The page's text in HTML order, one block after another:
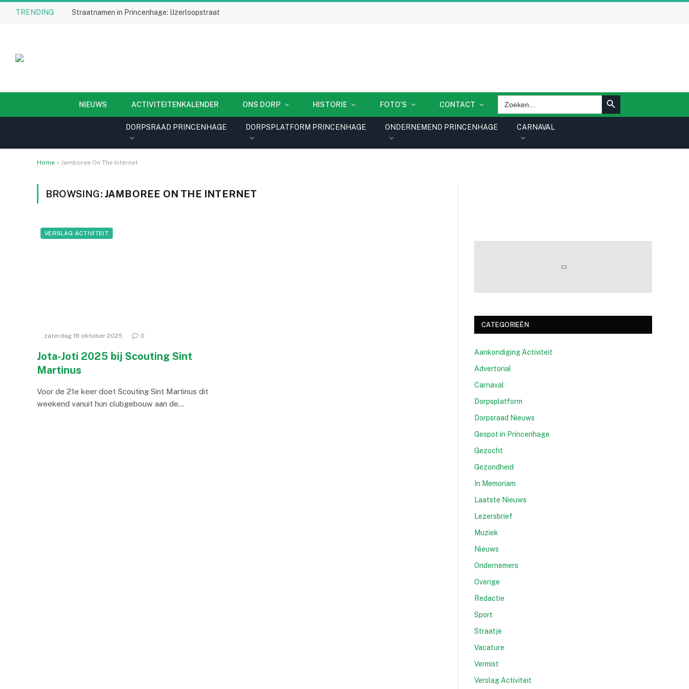
TRENDING Straatnamen in Princenhage: IJzerloopstraat
NIEUWS ACTIVITEITENKALENDER ONS DORP HISTORIE FOTO’S CONTACT
Zoek
naar:
ZOEKKNOP
DORPSRAAD PRINCENHAGE DORPSPLATFORM PRINCENHAGE ONDERNEMEND PRINCENHAGE CARNAVAL
Home » Jamboree On The Internet
BROWSING: JAMBOREE ON THE INTERNET
VERSLAG ACTIVITEIT
zaterdag 18 oktober 2025 0
Jota-Joti 2025 bij Scouting Sint
Martinus
Voor de 21e keer doet Scouting Sint Martinus dit
weekend vanuit hun clubgebouw aan de…
CATEGORIEËN
Aankondiging Activiteit
Advertorial
Carnaval
Dorpsplatform
Dorpsraad Nieuws
Gespot in Princenhage
Gezocht
Gezondheid
In Memoriam
Laatste Nieuws
Lezersbrief
Muziek
Nieuws
Ondernemers
Overige
Redactie
Sport
Straatje
Vacature
Vermist
Verslag Activiteit